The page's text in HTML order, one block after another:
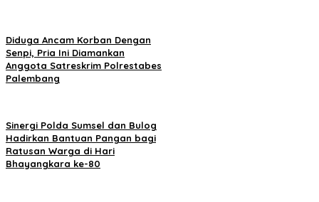
Diduga Ancam Korban Dengan
Senpi, Pria Ini Diamankan
Anggota Satreskrim Polrestabes
Palembang
Sinergi Polda Sumsel dan Bulog
Hadirkan Bantuan Pangan bagi
Ratusan Warga di Hari
Bhayangkara ke-80